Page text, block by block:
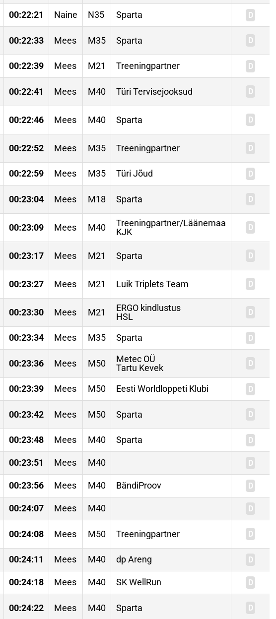
00:22:21 Naine N35 Sparta
00:22:33 Mees M35 Sparta
00:22:39 Mees M21 Treeningpartner
00:22:41 Mees M40 Türi Tervisejooksud
00:22:46 Mees M40 Sparta
00:22:52 Mees M35 Treeningpartner
00:22:59 Mees M35 Türi Jõud
00:23:04 Mees M18 Sparta
00:23:09 Mees M40
Treeningpartner/Läänemaa
KJK
00:23:17 Mees M21 Sparta
00:23:27 Mees M21 Luik Triplets Team
00:23:30 Mees M21
ERGO kindlustus
HSL
00:23:34 Mees M35 Sparta
00:23:36 Mees M50
Metec OÜ
Tartu Kevek
00:23:39 Mees M50 Eesti Worldloppeti Klubi
00:23:42 Mees M50 Sparta
00:23:48 Mees M40 Sparta
00:23:51 Mees M40
00:23:56 Mees M40 BändiProov
00:24:07 Mees M40
00:24:08 Mees M50 Treeningpartner
00:24:11 Mees M40 dp Areng
00:24:18 Mees M40 SK WellRun
00:24:22 Mees M40 Sparta